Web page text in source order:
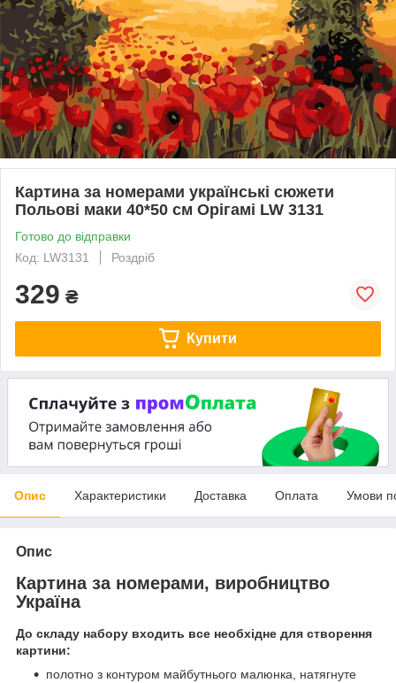
Картина за номерами українські сюжети
Польові маки 40*50 см Орігамі LW 3131
Готово до відправки
Код: LW3131
Роздріб
329 ₴
Купити
Опис Характеристики Доставка Оплата Умови
Опис
Картина за номерами, виробництво
Україна
До складу набору входить все необхідне для створення
картини:
полотно з контуром майбутнього малюнка, натягнуте